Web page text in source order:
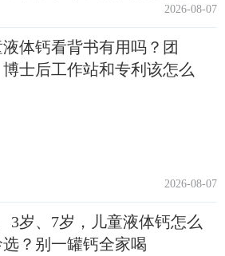
2026-08-07
液体钙看背书有用吗？团
士后工作站和专利该怎么
2026-08-07
3岁、7岁，儿童液体钙怎么
？别一罐钙全家喝